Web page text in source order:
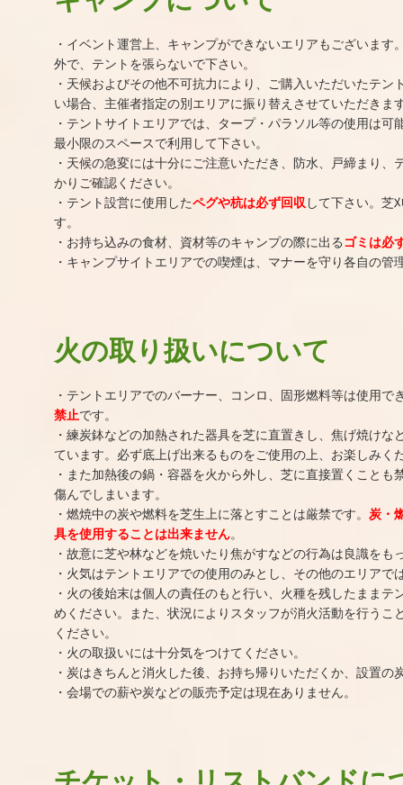
・イベント運営上、キャンプができないエリアもございます
外で、テントを張らないで下さい。
・天候およびその他不可抗力により、ご購入いただいたテン
い場合、主催者指定の別エリアに振り替えさせていただきま
・テントサイトエリアでは、タープ・パラソル等の使用は可
最小限のスペースで利用して下さい。
・天候の急変には十分にご注意いただき、防水、戸締まり、
かりご確認ください。
・テント設営に使用したペグや杭は必ず回収 して下さい。芝
す。
・お持ち込みの食材、資材等のキャンプの際に出る ゴミは必
・キャンプサイトエリアでの喫煙は、マナーを守り各自の管
火の取り扱いについて
・テントエリアでのバーナー、コンロ、固形燃料等は使用で
禁止です。
・練炭鉢などの加熱された器具を芝に直置きし、焦げ焼けな
ています。必ず底上げ出来るものをご使用の上、お楽しみく
・また加熱後の鍋・容器を火から外し、芝に直接置くことも
傷んでしまいます。
・燃焼中の炭や燃料を芝生上に落とすことは厳禁です。 炭・
具を使用することは出来ません。
・故意に芝や林などを焼いたり焦がすなどの行為は良識をも
・火気はテントエリアでの使用のみとし、その他のエリアで
・火の後始末は個人の責任のもと行い、火種を残したままテ
めください。また、状況によりスタッフが消火活動を行うこ
ください。
・火の取扱いには十分気をつけてください。
・炭はきちんと消火した後、お持ち帰りいただくか、設置の
・会場での薪や炭などの販売予定は現在ありません。